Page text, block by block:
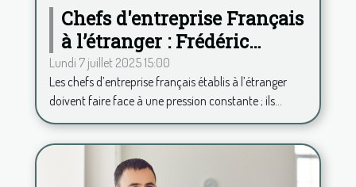
Chefs d'entreprise Français
à l’étranger : Frédéric
Duplessy propose une
analyse psy à distance
Lundi 7 juillet 2025 15:00
Les chefs d’entreprise français établis à l’étranger
doivent faire face à une pression constante ; ils...